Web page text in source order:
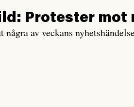
Protester mot
av veckans